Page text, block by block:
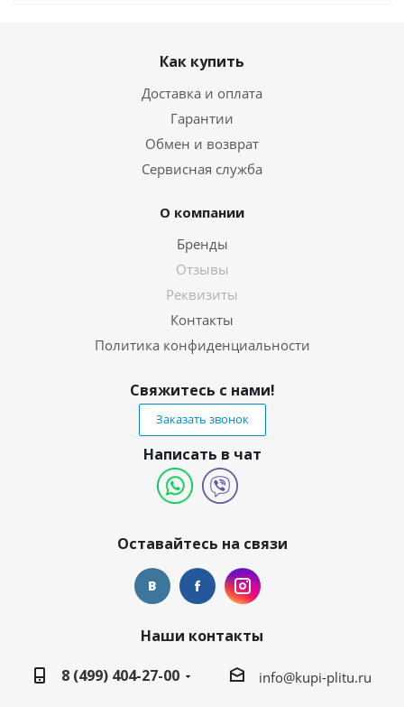
Как купить
Доставка и оплата
Гарантии
Обмен и возврат
Сервисная служба
О компании
Бренды
Отзывы
Реквизиты
Контакты
Политика конфиденциальности
Свяжитесь с нами!
Заказать звонок
Написать в чат
Оставайтесь на связи
Наши контакты
8 (499) 404-27-00
info@kupi-plitu.ru